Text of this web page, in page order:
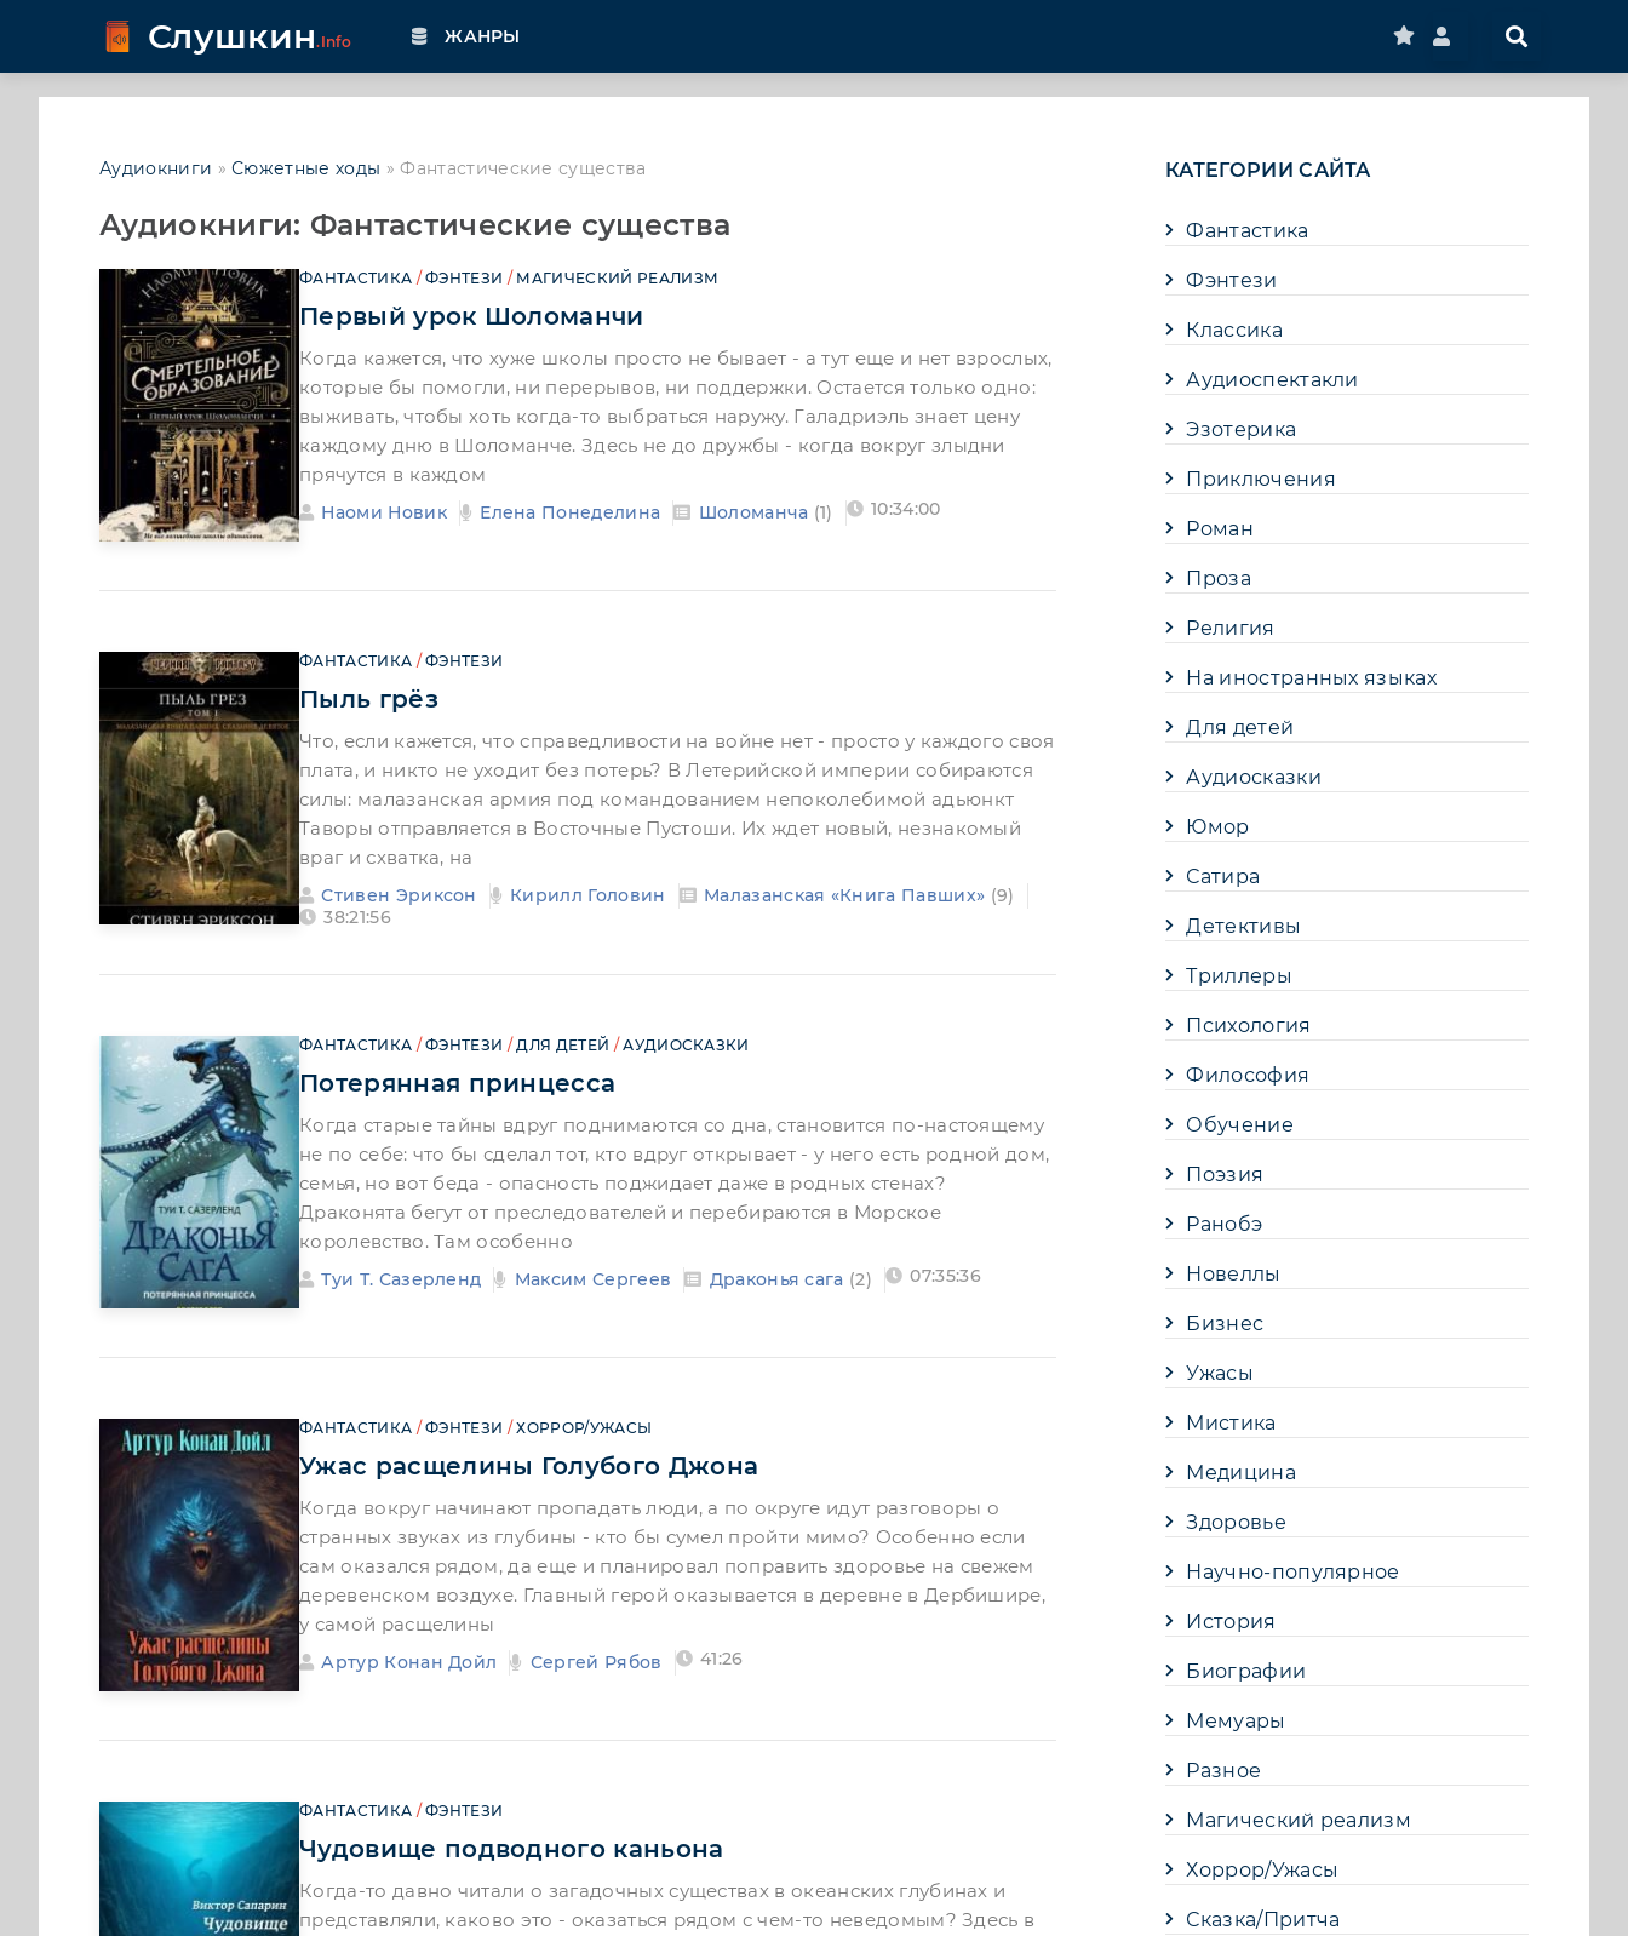
Слушкин.Info ЖАНРЫ
Аудиокниги »Сюжетные ходы » Фантастические существа
Аудиокниги: Фантастические существа
ФАНТАСТИКА /ФЭНТЕЗИ / МАГИЧЕСКИЙ РЕАЛИЗМ
Первый урок Шоломанчи
Когда кажется, что хуже школы просто не бывает - а тут еще и нет взрослых,
которые бы помогли, ни перерывов, ни поддержки. Остается только одно:
выживать, чтобы хоть когда-то выбраться наружу. Галадриэль знает цену
каждому дню в Шоломанче. Здесь не до дружбы - когда вокруг злыдни
прячутся в каждом
Наоми Новик Елена Понеделина Шоломанча (1) 10:34:00
ФАНТАСТИКА /ФЭНТЕЗИ
Пыль грёз
Что, если кажется, что справедливости на войне нет - просто у каждого своя
плата, и никто не уходит без потерь? В Летерийской империи собираются
силы: малазанская армия под командованием непоколебимой адьюнкт
Таворы отправляется в Восточные Пустоши. Их ждет новый, незнакомый
враг и схватка, на
Стивен Эриксон Кирилл Головин Малазанская «Книга Павших» (9)
38:21:56
ФАНТАСТИКА /ФЭНТЕЗИ /ДЛЯ ДЕТЕЙ /АУДИОСКАЗКИ
Потерянная принцесса
Когда старые тайны вдруг поднимаются со дна, становится по-настоящему
не по себе: что бы сделал тот, кто вдруг открывает - у него есть родной дом,
семья, но вот беда - опасность поджидает даже в родных стенах?
Драконята бегут от преследователей и перебираются в Морское
королевство. Там особенно
Туи Т. Сазерленд Максим Сергеев Драконья сага (2) 07:35:36
ФАНТАСТИКА /ФЭНТЕЗИ /ХОРРОР/УЖАСЫ
Ужас расщелины Голубого Джона
Когда вокруг начинают пропадать люди, а по округе идут разговоры о
странных звуках из глубины - кто бы сумел пройти мимо? Особенно если
сам оказался рядом, да еще и планировал поправить здоровье на свежем
деревенском воздухе. Главный герой оказывается в деревне в Дербишире,
у самой расщелины
Артур Конан Дойл Сергей Рябов 41:26
ФАНТАСТИКА /ФЭНТЕЗИ
Чудовище подводного каньона
Когда-то давно читали о загадочных существах в океанских глубинах и
представляли, каково это - оказаться рядом с чем-то неведомым? Здесь в
КАТЕГОРИИ САЙТА
Фантастика
Фэнтези
Классика
Аудиоспектакли
Эзотерика
Приключения
Роман
Проза
Религия
На иностранных языках
Для детей
Аудиосказки
Юмор
Сатира
Детективы
Триллеры
Психология
Философия
Обучение
Поэзия
Ранобэ
Новеллы
Бизнес
Ужасы
Мистика
Медицина
Здоровье
Научно-популярное
История
Биографии
Мемуары
Разное
Магический реализм
Хоррор/Ужасы
Сказка/Притча